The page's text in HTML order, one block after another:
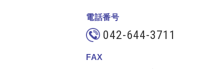
電話番号
042-644-3711
FAX